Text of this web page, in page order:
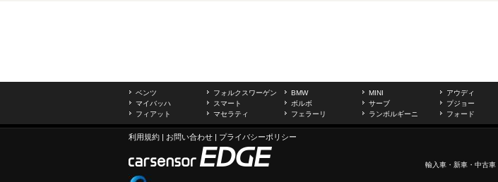
ベンツ フォルクスワーゲン BMW MINI アウディ
マイバッハ
スマート ボルボ サーブ プジョー
フィアット
マセラティ フェラーリ ランボルギーニ フォード
利用規約 | お問い合わせ | プライバシーポリシー
輸入車 ・新車・ 中古車